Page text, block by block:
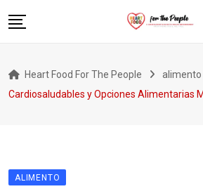
to
Introducción
Heart Food For The People alimento
Cardiosaludables y Opciones Alimentarias
ALIMENTO